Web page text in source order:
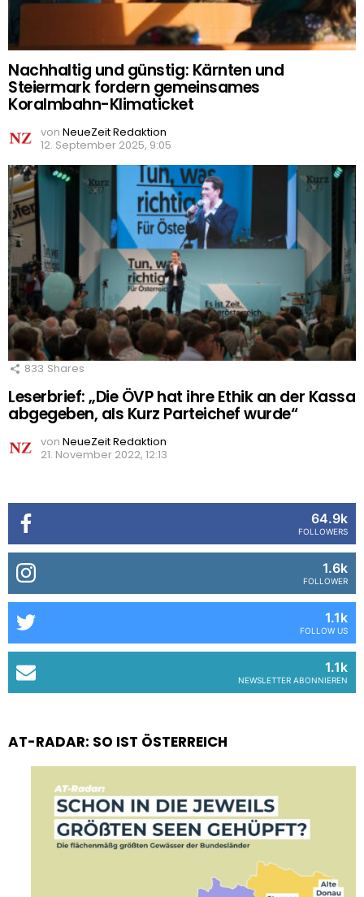
Nachhaltig und günstig: Kärnten und
Steiermark fordern gemeinsames
Koralmbahn-Klimaticket
von NeueZeit Redaktion
12. September 2025, 9:05
833 Shares
Leserbrief: „Die ÖVP hat ihre Ethik an der Kassa
abgegeben, als Kurz Parteichef wurde“
von NeueZeit Redaktion
21. November 2022, 12:13
64.9k
FOLLOWERS
1.6k
FOLLOWER
1.1k
FOLLOW US
1.1k
NEWSLETTER ABONNIEREN
AT-RADAR: SO IST ÖSTERREICH